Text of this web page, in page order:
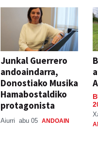
Junkal Guerrero
andoaindarra,
Donostiako Musika
Hamabostaldiko
protagonista
Aiurri abu 05 ANDOAIN